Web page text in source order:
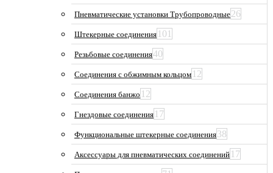
Пневматические установки Трубопроводные26
Штекерные соединения 101
Резьбовые соединения40
Соединения с обжимным кольцом 12
Соединения банжо 12
Гнездовые соединения 17
Функциональные штекерные соединения38
Аксессуары для пневматических соединений 17